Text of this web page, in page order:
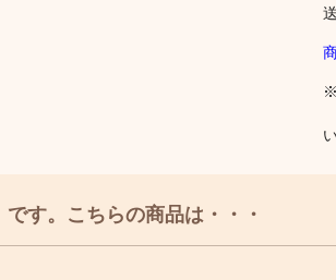
す。こちらの商品は・・・